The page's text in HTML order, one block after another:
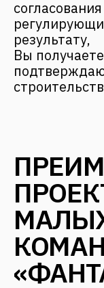
создаваемые
проектируются
ландшафта и
Мы не рушим,
Energy saving
Мы понимаем,
Экономия –
заработка!
Esthetics
Все объекты
комфортны и
чувства у Ваших
от
Понятие
нас не пустой